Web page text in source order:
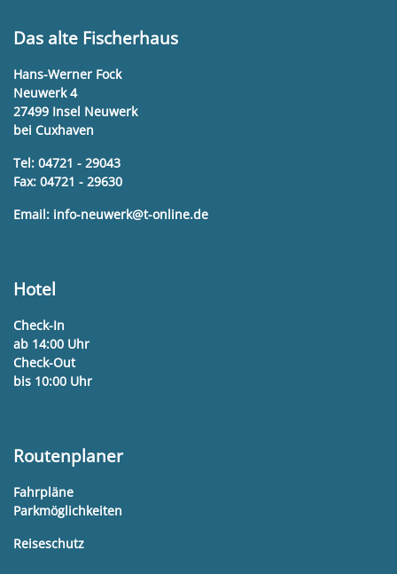
Das alte Fischerhaus
Hans-Werner Fock
Neuwerk 4
27499 Insel Neuwerk
bei Cuxhaven
Tel: 04721 - 29043
Fax: 04721 - 29630
Email: info-neuwerk@t-online.de
Hotel
Check-In
ab 14:00 Uhr
Check-Out
bis 10:00 Uhr
Routenplaner
Fahrpläne
Parkmöglichkeiten
Reiseschutz